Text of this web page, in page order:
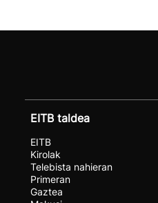
EITB taldea
EITB
Kirolak
Telebista nahieran
Primeran
Gaztea